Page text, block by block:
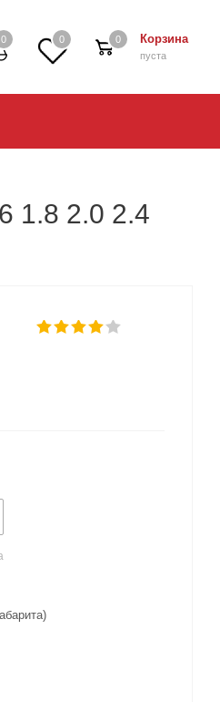
0 0 Корзина
пуста
0
1.8 2.0 2.4